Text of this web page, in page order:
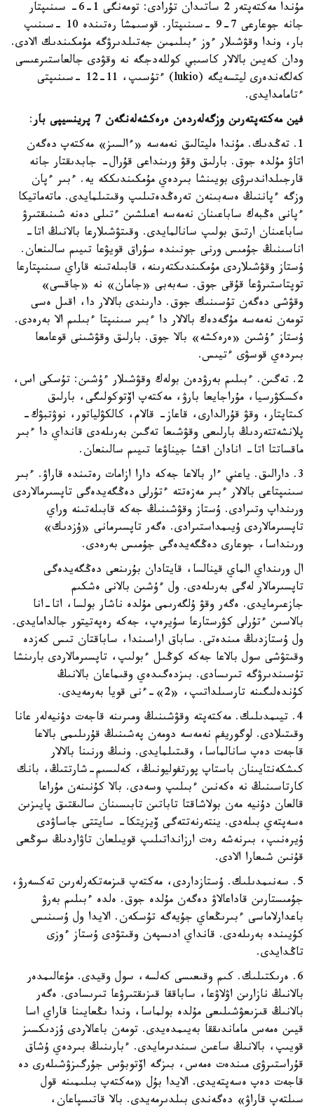
مۇندا مەكتەپتەر 2 ساتىدان تۇرادى: تومەنگى 1-6- سىنىپتار
جانە جوعارعى 7-9 -سىنىپتار. قوسىمشا رەتىندە 10 -سىنىپ
بار، وندا وقۋشىلار ءوز ءبىلىمىن جەتىلدىرۋگە مۇمكىندىك الادى.
ودان كەيىن بالالار كاسىبي كوللەدجگە نە وقۋدى جالعاستىرعىسى
كەلگەندەرى ليتسەيگە (lukio) ءتۇسىپ، 11-12 -سىنىپتى
ءتامامدايدى.
فين مەكتەپتەرىن وزگەلەردەن ەرەكشەلەنگەن 7 پرينسيپى بار
:
1. تەڭدىك. مۇندا ەليتالىق نەمەسە «ءالسىز» مەكتەپ دەگەن
اتاۋ مۇلدە جوق. بارلىق وقۋ ورىنداعى قۇرال- جابدىقتار جانە
قارجىلداندىرۋى بويىنشا بىردەي مۇمكىندىككە يە. ءبىر ءپان
وزگە ءپاننىڭ ەسەبىنەن تەرەڭدەتىلىپ وقىتىلمايدى. ماتەماتيكا
ءپانى ەڭبەك ساباعىنان نەمەسە اعىلشىن ءتىلى دەنە شىنىقتىرۋ
ساباعىنان ارتىق بولىپ سانالمايدى. وقىتۋشىلارعا بالانىڭ اتا-
اناسىنىڭ جۇمىس ورنى جونىندە سۇراق قويۋعا تىيىم سالىنعان.
ۇستاز وقۋشىلاردى مۇمكىندىكتەرىنە، قابىلەتىنە قاراي سىنىپتارعا
توپتاستىرۋعا قۇقى جوق. سەبەبى «جامان» نە «جاقسى»
وقۋشى دەگەن تۇسىنىك جوق. دارىندى بالالار دا، اقىل ەسى
تومەن نەمەسە مۇگەدەك بالالار دا ءبىر سىنىپتا ءبىلىم الا بەرەدى.
ۇستاز ءۇشىن «ەرەكشە» بالا جوق. بارلىق وقۋشىنى قوعامعا
بىردەي قوسۋى ءتيىس.
2. تەگىن. ءبىلىم بەرۋدەن بولەك وقۋشىلار ءۇشىن: تۇسكى اس،
ەكسكۋرسيا، مۇراجايعا بارۋ، مەكتەپ اۆتوكولىگى، بارلىق
كىتاپتار، وقۋ قۇرالدارى، قاعاز- قالام، كالكۋلياتور، نوۋتبۋك-
پلانشەتتەردىڭ بارلىعى وقۋشىعا تەگىن بەرىلەدى قانداي دا ءبىر
ماقساتتا اتا- انادان اقشا جيناۋعا تىيىم سالىنعان.
3. دارالىق. ياعني ءار بالاعا جەكە دارا ازامات رەتىندە قاراۋ. ءبىر
سىنىپتاعى بالالار ءبىر مەزەتتە ءتۇرلى دەڭگەيدەگى تاپسىرمالاردى
ورىنداپ وتىرادى. ۇستاز وقۋشىنىڭ جەكە قابىلەتىنە وراي
تاپسىرمالاردى ۇيىمداستىرادى. ەگەر تاپسىرمانى «ۇزدىك»
ورىنداسا، جوعارى دەڭگەيدەگى جۇمىس بەرەدى.
ال ورىنداي الماي قينالسا، قايتادان بۇرىنعى دەڭگەيدەگى
تاپسىرمالار لەگى بەرىلەدى. ول ءۇشىن بالانى ەشكىم
جازعىرمايدى. ەگەر وقۋ ۇلگەرىمى مۇلدە ناشار بولسا، اتا-انا
بالاسىن ءتۇرلى كۋرستارعا سۇيرەپ، جەكە رەپەتيتور جالدامايدى.
ول ۇستازدىڭ مىندەتى. ساباق اراسىندا، ساباقتان تىس كەزدە
وقىتۋشى سول بالاعا جەكە كوڭىل ءبولىپ، تاپسىرمالاردى بارىنشا
تۇسىندىرۋگە تىرىسادى. بىزدەگىدەي وقىماعان بالانىڭ
كۇندەلىگىنە تارسىلداتىپ، «2»-ءنى قويا بەرمەيدى.
4. تيىمدىلىك. مەكتەپتە وقۋشىنىڭ ومىرىنە قاجەت دۇنيەلەر عانا
وقىتىلادى. لوگوريفم نەمەسە دومەن پەشىنىڭ قۇرىلىمى بالاعا
قاجەت دەپ سانالماسا، وقىتىلمايدى. ونىڭ ورنىنا بالالار
كىشكەنتايىنان باستاپ پورتفوليونىڭ، كەلىسىم-شارتتىڭ، بانك
كارتاسىنىڭ نە ەكەنىن ءبىلىپ وسەدى. بالا كۇنىنەن مۇراعا
قالعان دۇنيە مەن بولاشاقتا تاباتىن تابىسىنان سالىقتىق پايىزىن
ەسەپتەي بىلەدى. ينتەرنەتتەگى ۆيزيتكا- سايتتى جاساۋدى
ۇيرەنىپ، بىرنەشە رەت ارزانداتىلىپ قويىلعان تاۋاردىڭ سوڭعى
قۇنىن شىعارا الادى.
5. سەنىمدىلىك. ۇستازداردى، مەكتەپ قىزمەتكەرلەرىن تەكسەرۋ،
جۇمىستارىن قاداعالاۋ دەگەن مۇلدە جوق. ەلدە ءبىلىم بەرۋ
باعدارلاماسى ءبىرىڭعاي جۇيەگە تۇسكەن. الايدا ول ۇسىنىس
كۇيىندە بەرىلەدى. قانداي ادىسپەن وقىتۋدى ۇستاز ءوزى
تاڭدايدى.
6. ەرىكتىلىك. كىم وقىعىسى كەلسە، سول وقيدى. مۇعالىمدەر
بالانىڭ نازارىن اۋلاۋعا، ساباققا قىزىقتىرۋعا تىرىسادى. ەگەر
بالانىڭ قىزىعۋشىلىعى مۇلدە بولماسا، وندا ىڭعايىنا قاراي اسا
قيىن ەمەس ماماندىققا بەيىمدەيدى. تومەن باعالاردى ۇزدىكسىز
قويىپ، بالانىڭ ساعىن سىندىرمايدى. ءبارىنىڭ بىردەي ۇشاق
قۇراستىرۋى مىندەت ەمەس، بىزگە اۆتوبۋس جۇرگىزۋشىلەرى دە
قاجەت دەپ ەسەپتەيدى. الايدا بۇل «مەكتەپ بىلىمىنە قول
سىلتەپ قاراۋ» دەگەندى بىلدىرمەيدى. بالا قاتىسپاعان،